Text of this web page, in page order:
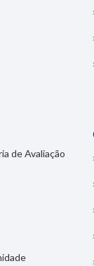
de Avaliação